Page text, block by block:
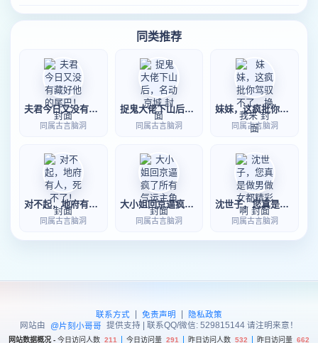
同类推荐
夫君今日又没有藏好他的尾巴！
同属古言脑洞
捉鬼大佬下山后，名动京城
同属古言脑洞
妹妹，这疯批你驾驭不了，换我来
同属古言脑洞
对不起，地府有人，死不了！
同属古言脑洞
大小姐回京逼疯了所有气运主角
同属古言脑洞
沈世子，您真是做男做女都精彩啊
同属古言脑洞
联系方式 | 免责声明 |
隐私政策
网站由
@片刻小哥哥 提供支持 | 联系QQ/微信: 529815144 请注明来意！
网站数据概况 - 今日访问人数 211 今日访问量 291 昨日访问人数 532 昨日访问量 662